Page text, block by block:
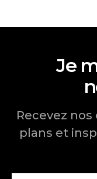
Je
Recevez
plans et